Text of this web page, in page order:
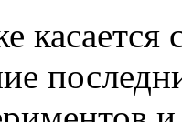
касается